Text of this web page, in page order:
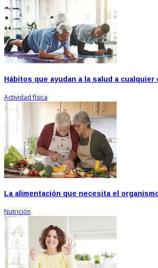
Hábitos que ayudan a la salud a cualquier
Actividad física
La alimentación que necesita el
Nutrición